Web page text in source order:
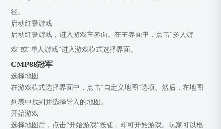
径。
启动红警游戏
启动红警游戏，进入游戏主界面。在主界面中，点击“多人游
戏”或“单人游戏”进入游戏模式选择界面。
CMP88冠军
选择地图
在游戏模式选择界面中，点击“自定义地图”选项。然后，在地图
列表中找到并选择导入的地图。
开始游戏
选择地图后，点击“开始游戏”按钮，即可开始游戏。玩家可以根